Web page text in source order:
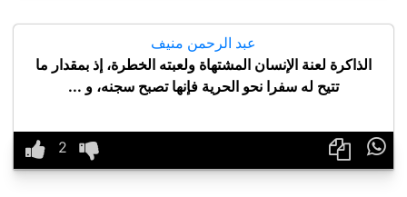
عبد الرحمن منيف
الذاكرة لعنة الإنسان المشتهاة ولعبته الخطرة، إذ بمقدار ما
تتيح له سفرا نحو الحرية فإنها تصبح سجنه، و ...
